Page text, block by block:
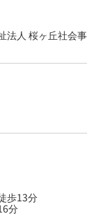
人 桜ヶ丘社会事
歩13分
分